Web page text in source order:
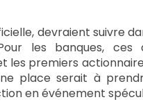
devraient suivre
les banques, ces
les premiers
place serait à
en événement